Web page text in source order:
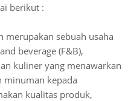
berikut :
merupakan sebuah usaha
beverage (F&B),
kuliner yang menawarkan
minuman kepada
kualitas produk,